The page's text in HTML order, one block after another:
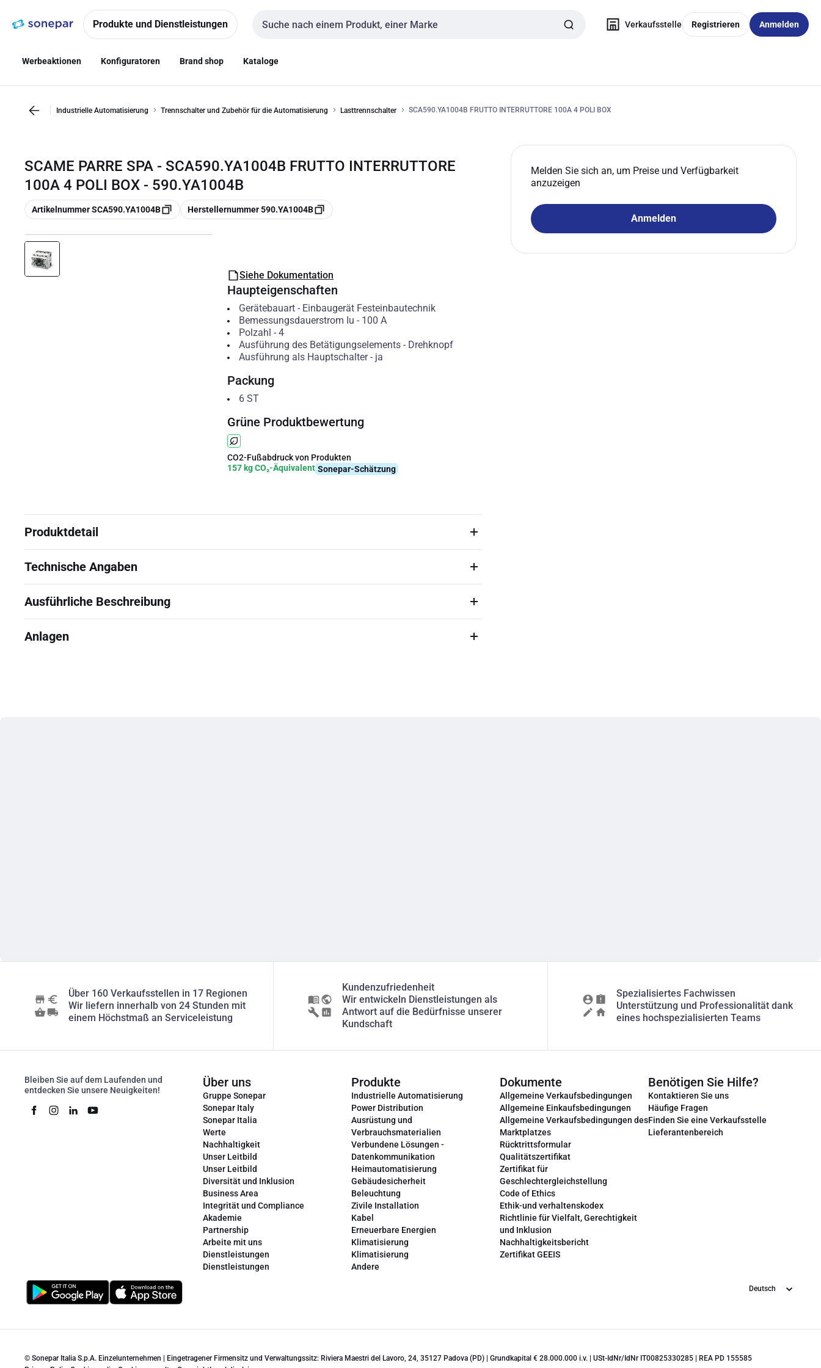
NavigationInhalt
Produkte und Dienstleistungen
Sucheingabe
Verkaufsstelle Registrieren Anmelden
Werbeaktionen Konfiguratoren Brand shop Kataloge
Industrielle Automatisierung Trennschalter und Zubehör für die Automatisierung Lasttrennschalter SCA590.YA1004B FRUTTO INTERRUTTORE 100A 4 POLI BOX
SCAME PARRE SPA - SCA590.YA1004B FRUTTO INTERRUTTORE
100A 4 POLI BOX - 590.YA1004B
Kopieren
Artikelnummer SCA590.YA1004B Kopieren
Herstellernummer 590.YA1004B
Melden Sie sich an, um Preise und Verfügbarkeit
anzuzeigen
Anmelden
Siehe Dokumentation
Haupteigenschaften
Gerätebauart- Einbaugerät Festeinbautechnik
Bemessungsdauerstrom Iu - 100 A
Polzahl - 4
Ausführung des Betätigungselements- Drehknopf
Ausführung als Hauptschalter- ja
Packung
6 ST
Grüne Produktbewertung
CO2-Fußabdruck von Produkten
157 kg CO₂-Äquivalent Sonepar-Schätzung
Produktdetail
Technische Angaben
Ausführliche Beschreibung
Anlagen
Über 160 Verkaufsstellen in 17 Regionen
Wir liefern innerhalb von 24 Stunden mit
einem Höchstmaß an Serviceleistung
Kundenzufriedenheit
Wir entwickeln Dienstleistungen als
Antwort auf die Bedürfnisse unserer
Kundschaft
Spezialisiertes Fachwissen
Unterstützung und Professionalität dank
eines hochspezialisierten Teams
Bleiben Sie auf dem Laufenden und
entdecken Sie unsere Neuigkeiten!
Über uns
Gruppe Sonepar
Sonepar Italy
Sonepar Italia
Werte
Nachhaltigkeit
Unser Leitbild
Unser Leitbild
Diversität und Inklusion
Business Area
Integrität und Compliance
Akademie
Partnership
Arbeite mit uns
Dienstleistungen
Dienstleistungen
Produkte
Industrielle Automatisierung
Power Distribution
Ausrüstung und
Verbrauchsmaterialien
Verbundene Lösungen -
Datenkommunikation
Heimautomatisierung
Gebäudesicherheit
Beleuchtung
Zivile Installation
Kabel
Erneuerbare Energien
Klimatisierung
Klimatisierung
Andere
Dokumente
Allgemeine Verkaufsbedingungen
Allgemeine Einkaufsbedingungen
Allgemeine Verkaufsbedingungen des
Marktplatzes
Rücktrittsformular
Qualitätszertifikat
Zertifikat für
Geschlechtergleichstellung
Code of Ethics
Ethik-und verhaltenskodex
Richtlinie für Vielfalt, Gerechtigkeit
und Inklusion
Nachhaltigkeitsbericht
Zertifikat GEEIS
Benötigen Sie Hilfe?
Kontaktieren Sie uns
Häufige Fragen
Finden Sie eine Verkaufsstelle
Lieferantenbereich
Sprache
© Sonepar Italia S.p.A. Einzelunternehmen | Eingetragener Firmensitz und Verwaltungssitz: Riviera Maestri del Lavoro, 24, 35127 Padova (PD) | Grundkapital € 28.000.000 i.v. | USt-IdNr/IdNr IT00825330285 | REA PD 155585